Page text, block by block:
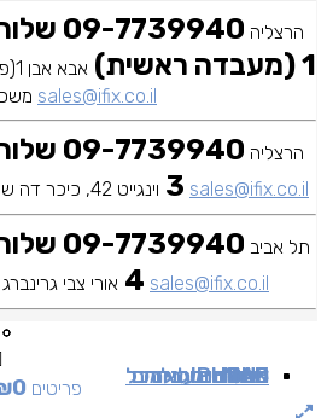
הרצליה
09-
1 (מעבדה ראשית)
אבא
sales@ifix.co.il
הרצליה
09-
3 וינגייט 42, כיכר דה שליט sales@ifix.co.il
תל אביב
09-
4 אורי צבי גרינברג 25 sales@ifix.co.il
0 פריטים 0 IPHONE
IPAD
MAC
אביזרים
מכשירי סלולרכלשירותי מעבדה
כבלים ומתאמים